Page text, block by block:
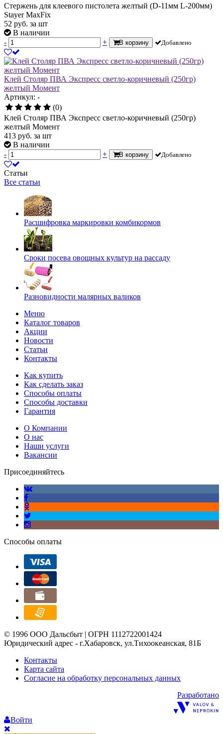
Стержень для клеевого пистолета желтый (D-11мм L-200мм)
Stayer MaxFix
52 руб. за шт
В наличии
-
+ В корзину Добавлено
Клей Столяр ПВА Экспресс светло-коричневый (250гр)
желтый Момент
Артикул: -
(0)
Клей Столяр ПВА Экспресс светло-коричневый (250гр)
желтый Момент
413 руб. за шт
В наличии
-
+ В корзину Добавлено
Статьи
Все статьи
Расшифровка маркировки комбикормов
Сроки посева овощных культур на рассаду
Разновидности малярных валиков
Меню
Каталог товаров
Акции
Новости
Статьи
Контакты
Как купить
Как сделать заказ
Способы оплаты
Способы доставки
Гарантия
О Компании
О нас
Наши услуги
Вакансии
Присоединяйтесь
Способы оплаты
© 1996 ООО Дальсбыт | ОГРН 1112722001424
Юридический адрес - г.Хабаровск, ул.Тихоокеанская, 81Б
Контакты
Карта сайта
Согласие на обработку персональных данных
Разработано
Войти